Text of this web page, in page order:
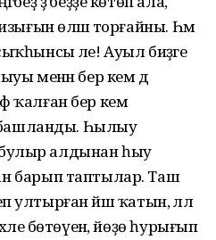
өләшә торғайны. Һәм
әле! Ауыл биҙәге
менән бер кем дә
ҡалған бер кем
башланды. Һылыу
булыр алдынан һыу
барып таптылар. Таш
ултыр­ған йәш ҡатын, әллә
бөтөүенә, йөҙө һурығып